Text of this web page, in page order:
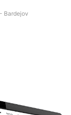
Bardejov